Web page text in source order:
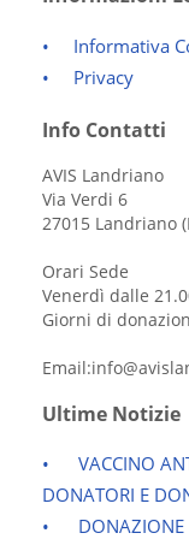
Informativa
Privacy
Info Contatti
AVIS Landriano
Via Verdi 6
27015 Landriano
Orari Sede
Venerdì dalle
Giorni di
Ultime Notizie
VACCINO
DONATORI E